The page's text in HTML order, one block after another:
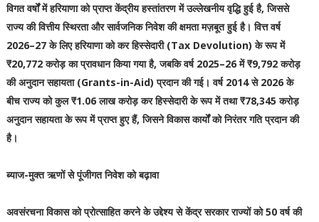
विगत वर्षों में हरियाणा को प्राप्त केंद्रीय हस्तांतरण में उल्लेखनीय वृद्धि हुई है, जिससे
राज्य की वित्तीय स्थिरता और सार्वजनिक निवेश की क्षमता मज़बूत हुई है। वित्त वर्ष
2026–27 के लिए हरियाणा को कर हिस्सेदारी (Tax Devolution) के रूप में
₹20,772 करोड़ का प्रावधान किया गया है, जबकि वर्ष 2025–26 में ₹9,792 करोड़
की अनुदान सहायता (Grants-in-Aid) प्रदान की गई। वर्ष 2014 से 2026 के
बीच राज्य को कुल ₹1.06 लाख करोड़ कर हिस्सेदारी के रूप में तथा ₹78,345 करोड़
अनुदान सहायता के रूप में प्राप्त हुए हैं, जिसने विकास कार्यों को निरंतर गति प्रदान की
है।
ब्याज-मुक्त ऋणों से पूंजीगत निवेश को बढ़ावा
अवसंरचना विकास को प्रोत्साहित करने के उद्देश्य से केंद्र सरकार राज्यों को 50 वर्ष की